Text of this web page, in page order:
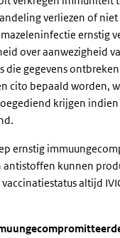
verliezen of
ernstig
over aanwezigheid
die gegevens
cito bepaald worden,
krijgen
ernstig
antistoffen kunnen
altijd